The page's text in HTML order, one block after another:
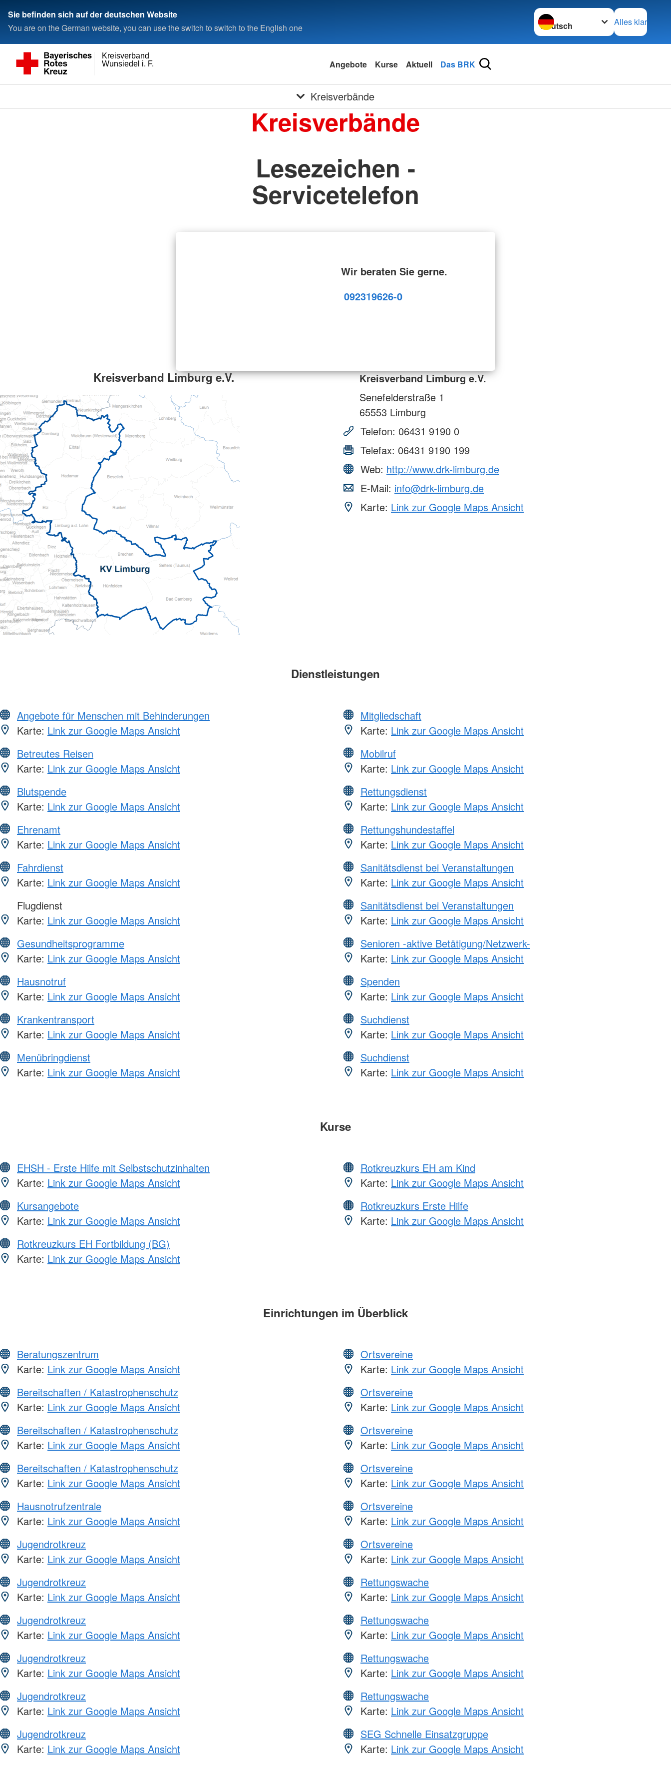
Sie befinden sich auf der deutschen Website
You are on the German website, you can use the switch to switch to the English one
Sprache wechseln zu
Alles klar
Wunsiedel i. F.
Kreisverband
Angebote Kurse Aktuell Das BRK
Kreisverbände
Kreisverbände
Lesezeichen -
Servicetelefon
Wir beraten Sie gerne.
092319626-0
Kreisverband Limburg e.V.
Kreisverband Limburg e.V.
Senefelderstraße 1
65553 Limburg
Telefon: 06431 9190 0
Telefax: 06431 9190 199
Web: http://www.drk-limburg.de
E-Mail: info@drk-limburg.de
Karte: Link zur Google Maps Ansicht
Dienstleistungen
Angebote für Menschen mit Behinderungen
Karte: Link zur Google Maps Ansicht
Betreutes Reisen
Karte: Link zur Google Maps Ansicht
Blutspende
Karte: Link zur Google Maps Ansicht
Ehrenamt
Karte: Link zur Google Maps Ansicht
Fahrdienst
Karte: Link zur Google Maps Ansicht
Flugdienst
Karte: Link zur Google Maps Ansicht
Gesundheitsprogramme
Karte: Link zur Google Maps Ansicht
Hausnotruf
Karte: Link zur Google Maps Ansicht
Krankentransport
Karte: Link zur Google Maps Ansicht
Menübringdienst
Karte: Link zur Google Maps Ansicht
Mitgliedschaft
Karte: Link zur Google Maps Ansicht
Mobilruf
Karte: Link zur Google Maps Ansicht
Rettungsdienst
Karte: Link zur Google Maps Ansicht
Rettungshundestaffel
Karte: Link zur Google Maps Ansicht
Sanitätsdienst bei Veranstaltungen
Karte: Link zur Google Maps Ansicht
Sanitätsdienst bei Veranstaltungen
Karte: Link zur Google Maps Ansicht
Senioren -aktive Betätigung/Netzwerk-
Karte: Link zur Google Maps Ansicht
Spenden
Karte: Link zur Google Maps Ansicht
Suchdienst
Karte: Link zur Google Maps Ansicht
Suchdienst
Karte: Link zur Google Maps Ansicht
Kurse
EHSH - Erste Hilfe mit Selbstschutzinhalten
Karte: Link zur Google Maps Ansicht
Kursangebote
Karte: Link zur Google Maps Ansicht
Rotkreuzkurs EH Fortbildung (BG)
Karte: Link zur Google Maps Ansicht
Rotkreuzkurs EH am Kind
Karte: Link zur Google Maps Ansicht
Rotkreuzkurs Erste Hilfe
Karte: Link zur Google Maps Ansicht
Einrichtungen im Überblick
Beratungszentrum
Karte: Link zur Google Maps Ansicht
Bereitschaften / Katastrophenschutz
Karte: Link zur Google Maps Ansicht
Bereitschaften / Katastrophenschutz
Karte: Link zur Google Maps Ansicht
Bereitschaften / Katastrophenschutz
Karte: Link zur Google Maps Ansicht
Hausnotrufzentrale
Karte: Link zur Google Maps Ansicht
Jugendrotkreuz
Karte: Link zur Google Maps Ansicht
Jugendrotkreuz
Karte: Link zur Google Maps Ansicht
Jugendrotkreuz
Karte: Link zur Google Maps Ansicht
Jugendrotkreuz
Karte: Link zur Google Maps Ansicht
Jugendrotkreuz
Karte: Link zur Google Maps Ansicht
Jugendrotkreuz
Karte: Link zur Google Maps Ansicht
Ortsvereine
Karte: Link zur Google Maps Ansicht
Ortsvereine
Karte: Link zur Google Maps Ansicht
Ortsvereine
Karte: Link zur Google Maps Ansicht
Ortsvereine
Karte: Link zur Google Maps Ansicht
Ortsvereine
Karte: Link zur Google Maps Ansicht
Ortsvereine
Karte: Link zur Google Maps Ansicht
Rettungswache
Karte: Link zur Google Maps Ansicht
Rettungswache
Karte: Link zur Google Maps Ansicht
Rettungswache
Karte: Link zur Google Maps Ansicht
Rettungswache
Karte: Link zur Google Maps Ansicht
SEG Schnelle Einsatzgruppe
Karte: Link zur Google Maps Ansicht